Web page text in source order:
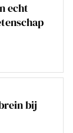
echt
bij